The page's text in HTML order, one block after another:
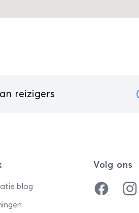
reizigers
blog
Volg ons
Facebook